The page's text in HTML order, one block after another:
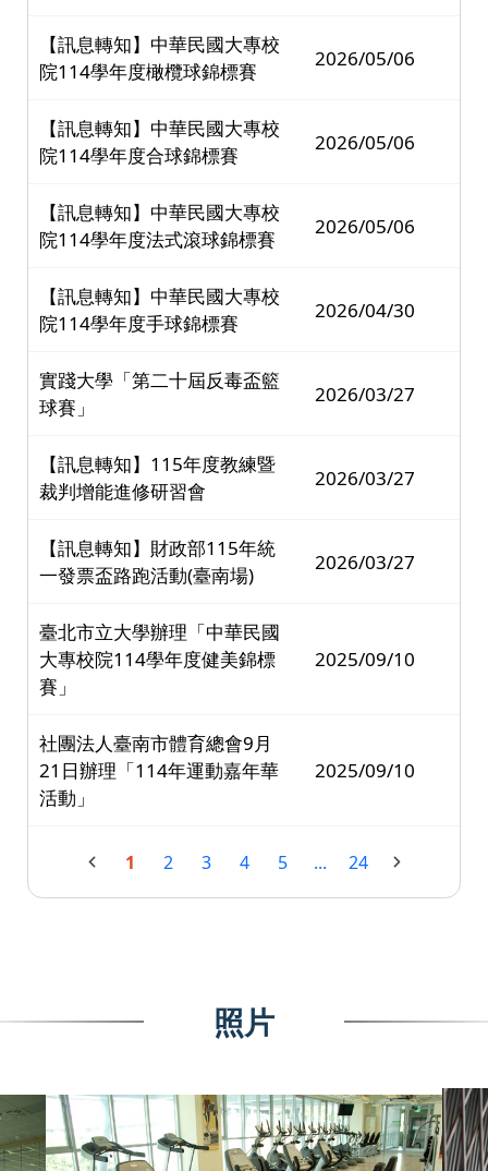
【訊息轉知】中華民國大專校
院114學年度橄欖球錦標賽
2026/05/06
【訊息轉知】中華民國大專校
院114學年度合球錦標賽
2026/05/06
【訊息轉知】中華民國大專校
院114學年度法式滾球錦標賽
2026/05/06
【訊息轉知】中華民國大專校
院114學年度手球錦標賽
2026/04/30
實踐大學「第二十屆反毒盃籃
球賽」
2026/03/27
【訊息轉知】115年度教練暨
裁判增能進修研習會
2026/03/27
【訊息轉知】財政部115年統
一發票盃路跑活動(臺南場)
2026/03/27
臺北市立大學辦理「中華民國
大專校院114學年度健美錦標
賽」
2025/09/10
社團法人臺南市體育總會9月
21日辦理「114年運動嘉年華
活動」
2025/09/10
1 2 3 4 5 ... 24
照片